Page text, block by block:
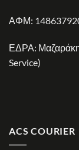
ΑΦΜ:
ΕΔΡΑ:
Service)
ACS COURIER